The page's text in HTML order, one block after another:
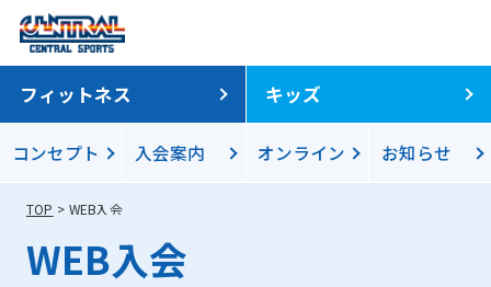
フィットネス キッズ
コンセプト 入会案内 オンライン お知らせ
TOP WEB入会
WEB入会